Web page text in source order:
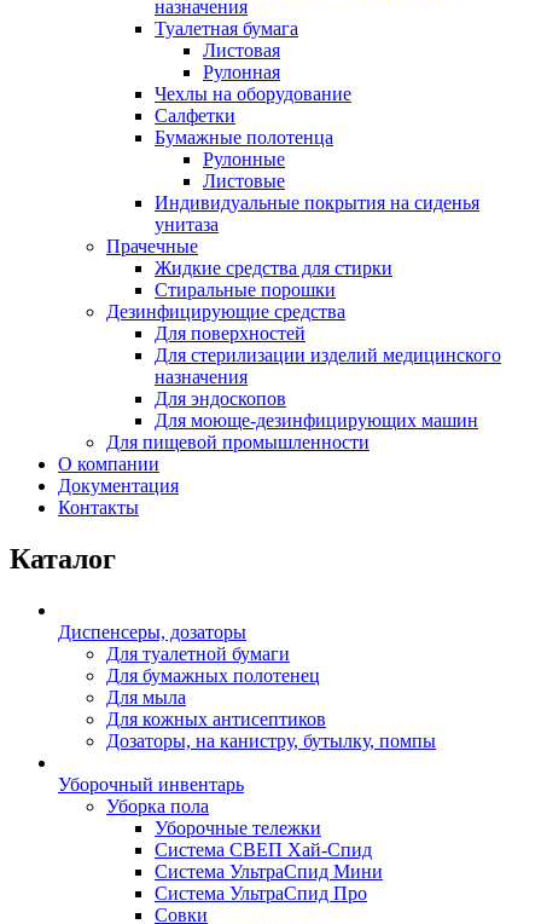
назначения
Туалетная бумага
Листовая
Рулонная
Чехлы на оборудование
Салфетки
Бумажные полотенца
Рулонные
Листовые
Индивидуальные покрытия на сиденья
унитаза
Прачечные
Жидкие средства для стирки
Стиральные порошки
Дезинфицирующие средства
Для поверхностей
Для стерилизации изделий медицинского
назначения
Для эндоскопов
Для моюще-дезинфицирующих машин
Для пищевой промышленности
О компании
Документация
Контакты
Каталог
Диспенсеры, дозаторы
Для туалетной бумаги
Для бумажных полотенец
Для мыла
Для кожных антисептиков
Дозаторы, на канистру, бутылку, помпы
Уборочный инвентарь
Уборка пола
Уборочные тележки
Система СВЕП Хай-Спид
Система УльтраСпид Мини
Система УльтраСпид Про
Совки